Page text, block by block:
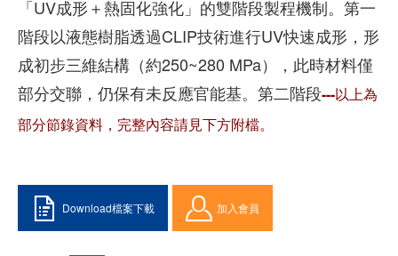
「UV成形＋熱固化強化」的雙階段製程機制。第一
階段以液態樹脂透過CLIP技術進行UV快速成形，形
成初步三維結構（約250~280 MPa），此時材料僅
部分交聯，仍保有未反應官能基。第二階段---以上為
部分節錄資料，完整內容請見下方附檔。
Download檔案下載 加入會員